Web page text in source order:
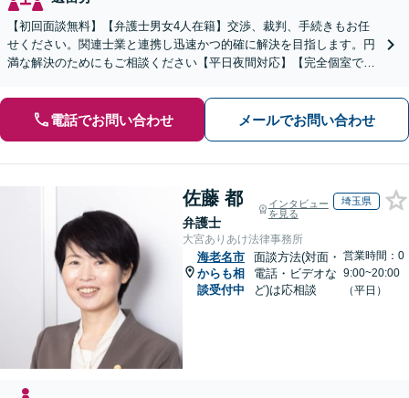
【初回面談無料】【弁護士男女4人在籍】交渉、裁判、手続きもお任
せください。関連士業と連携し迅速かつ的確に解決を目指します。円
満な解決のためにもご相談ください【平日夜間対応】【完全個室で対
電話でお問い合わせ メールでお問い合わせ
佐藤 都
弁護士
インタビュー
を見る
埼玉県
大宮ありあけ法律事務所
海老名市
からも相
談受付中
面談方法(対面・
電話・ビデオな
ど)は応相談
営業時間：0
9:00~20:00
（平日）